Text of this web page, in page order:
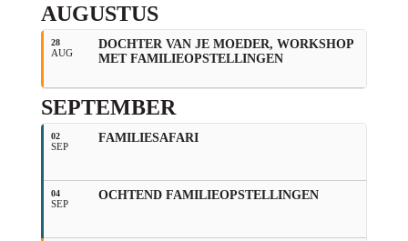
AUGUSTUS
28
AUG
DOCHTER VAN JE MOEDER, WORKSHOP
MET FAMILIEOPSTELLINGEN
SEPTEMBER
02
SEP
FAMILIESAFARI
04
SEP
OCHTEND FAMILIEOPSTELLINGEN